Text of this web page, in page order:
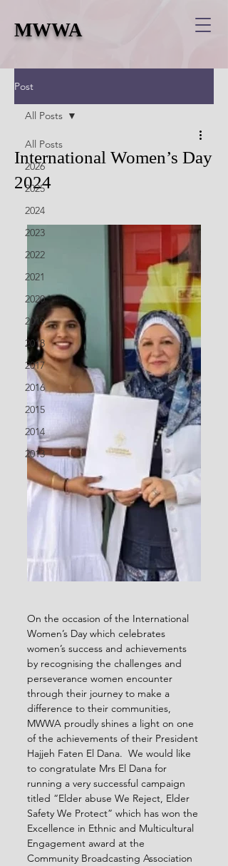
MWWA
Post
All Posts
2026
2025
2024
2023
2022
2021
2020
2019
2018
2017
2016
2015
2014
2013
All Posts
International Women’s Day
2024
On the occasion of the International
Women’s Day which celebrates
women’s success and achievements
by recognising the challenges and
perseverance women encounter
through their journey to make a
difference to their communities,
MWWA proudly shines a light on one
of the achievements of their President
Hajjeh Faten El Dana.  We would like
to congratulate Mrs El Dana for
running a very successful campaign
titled “Elder abuse We Reject, Elder
Safety We Protect” which has won the
Excellence in Ethnic and Multicultural
Engagement award at the
Community Broadcasting Association